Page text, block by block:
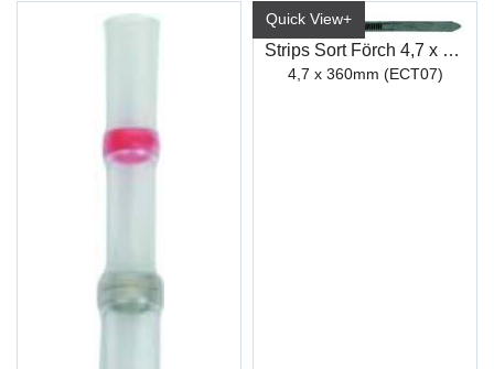
Quick View+
Strips Sort Förch 4,7 x 360mm
4,7 x 360mm (ECT07)